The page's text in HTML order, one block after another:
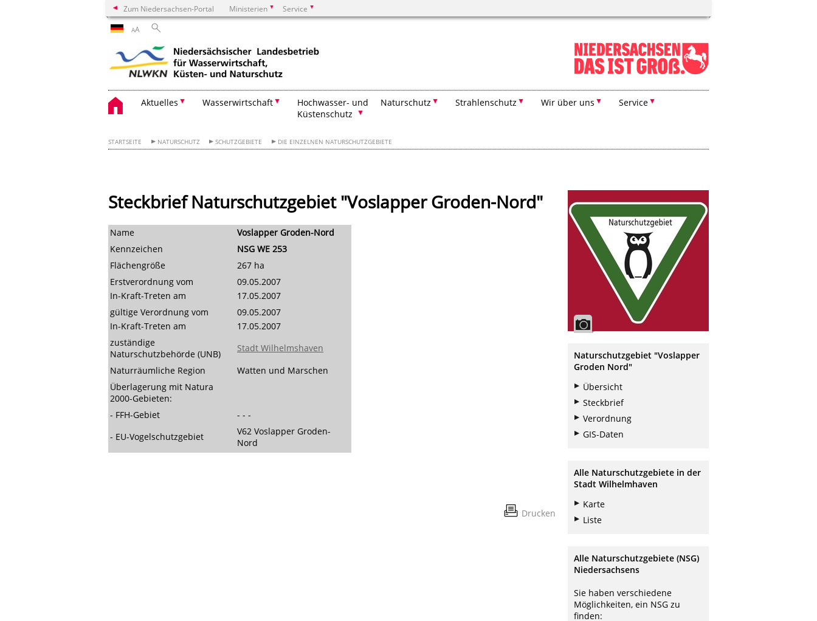
Zum Niedersachsen-Portal Ministerien Service
AA
Aktuelles Wasserwirtschaft
Hochwasser- und
Küstenschutz
Naturschutz Strahlenschutz Wir über uns Service
STARTSEITE NATURSCHUTZ SCHUTZGEBIETE DIE EINZELNEN NATURSCHUTZGEBIETE
Steckbrief Naturschutzgebiet "Voslapper Groden-Nord"
Name
Voslapper Groden-Nord
Kennzeichen
NSG WE 253
Flächengröße
267 ha
Erstverordnung vom
09.05.2007
In-Kraft-Treten am
17.05.2007
gültige Verordnung vom
09.05.2007
In-Kraft-Treten am
17.05.2007
zuständige
Naturschutzbehörde (UNB)
Stadt Wilhelmshaven
Naturräumliche Region
Watten und Marschen
Überlagerung mit Natura
2000-Gebieten:
- FFH-Gebiet
- - -
- EU-Vogelschutzgebiet
V62 Voslapper Groden-
Nord
Drucken
Naturschutzgebiet "Voslapper
Groden Nord"
Übersicht
Steckbrief
Verordnung
GIS-Daten
Alle Naturschutzgebiete in der
Stadt Wilhelmhaven
Karte
Liste
Alle Naturschutzgebiete (NSG)
Niedersachsens
Sie haben verschiedene
Möglichkeiten, ein NSG zu
finden: